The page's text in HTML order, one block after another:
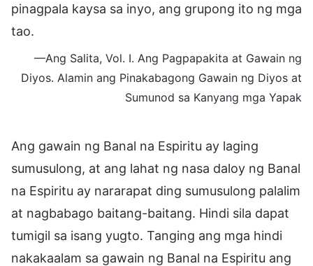
pinagpala kaysa sa inyo, ang grupong ito ng mga
tao.
—Ang Salita, Vol. I. Ang Pagpapakita at Gawain ng
Diyos. Alamin ang Pinakabagong Gawain ng Diyos at
Sumunod sa Kanyang mga Yapak
Ang gawain ng Banal na Espiritu ay laging
sumusulong, at ang lahat ng nasa daloy ng Banal
na Espiritu ay nararapat ding sumusulong palalim
at nagbabago baitang-baitang. Hindi sila dapat
tumigil sa isang yugto. Tanging ang mga hindi
nakakaalam sa gawain ng Banal na Espiritu ang